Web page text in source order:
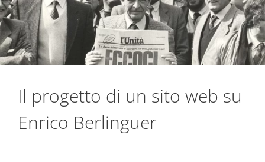
Il progetto di un sito web su
Enrico Berlinguer